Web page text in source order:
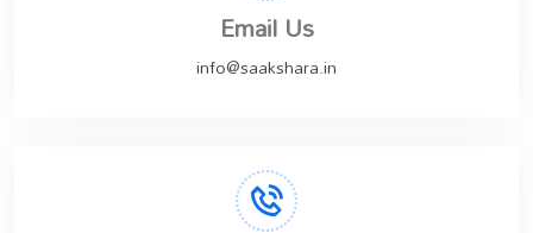
Email Us
info@saakshara.in